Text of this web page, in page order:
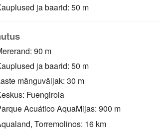
ja baarid: 50 m
90 m
ja baarid: 50 m
mänguväljak: 30 m
Fuengirola
Acuático AquaMijas: 900 m
Torremolinos: 16 km